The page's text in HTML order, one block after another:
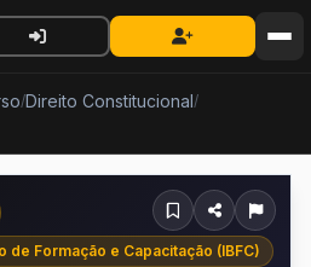
/Direito Constitucional/
de Formação e Capacitação (IBFC)